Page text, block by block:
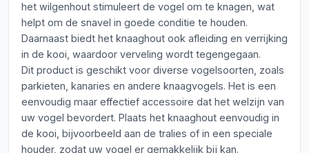
het wilgenhout stimuleert de vogel om te knagen, wat
helpt om de snavel in goede conditie te houden.
Daarnaast biedt het knaaghout ook afleiding en verrijking
in de kooi, waardoor verveling wordt tegengegaan.
Dit product is geschikt voor diverse vogelsoorten, zoals
parkieten, kanaries en andere knaagvogels. Het is een
eenvoudig maar effectief accessoire dat het welzijn van
uw vogel bevordert. Plaats het knaaghout eenvoudig in
de kooi, bijvoorbeeld aan de tralies of in een speciale
houder, zodat uw vogel er gemakkelijk bij kan.